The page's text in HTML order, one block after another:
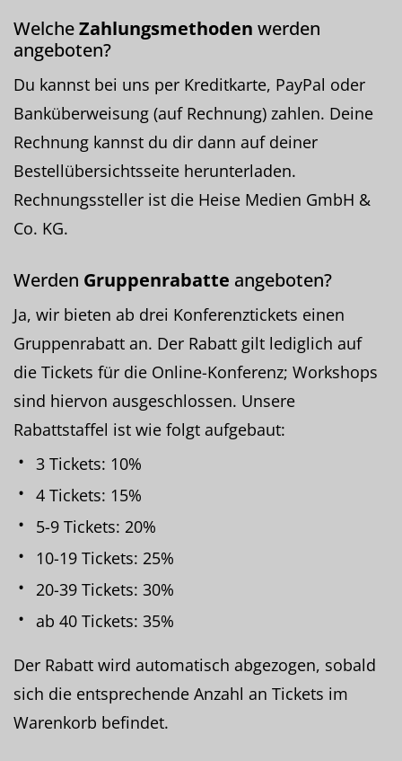
WelcheZahlungsmethoden werden
angeboten?
Du kannst bei uns per Kreditkarte, PayPal oder
Banküberweisung (auf Rechnung) zahlen. Deine
Rechnung kannst du dir dann auf deiner
Bestellübersichtsseite herunterladen.
Rechnungssteller ist die Heise Medien GmbH &
Co. KG.
Werden Gruppenrabatte angeboten?
Ja, wir bieten ab drei Konferenztickets einen
Gruppenrabatt an. Der Rabatt gilt lediglich auf
die Tickets für die Online-Konferenz; Workshops
sind hiervon ausgeschlossen. Unsere
Rabattstaffel ist wie folgt aufgebaut:
3 Tickets: 10%
4 Tickets: 15%
5-9 Tickets: 20%
10-19 Tickets: 25%
20-39 Tickets: 30%
ab 40 Tickets: 35%
Der Rabatt wird automatisch abgezogen, sobald
sich die entsprechende Anzahl an Tickets im
Warenkorb befindet.